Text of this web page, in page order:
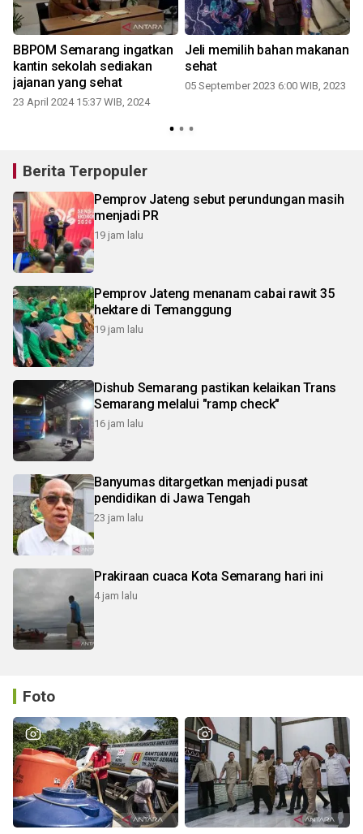
BBPOM Semarang ingatkan
kantin sekolah sediakan
jajanan yang sehat
23 April 2024 15:37 WIB, 2024
Jeli memilih bahan makanan
sehat
05 September 2023 6:00 WIB, 2023
Berita Terpopuler
Pemprov Jateng sebut perundungan masih
menjadi PR
19 jam lalu
Pemprov Jateng menanam cabai rawit 35
hektare di Temanggung
19 jam lalu
Dishub Semarang pastikan kelaikan Trans
Semarang melalui "ramp check"
16 jam lalu
Banyumas ditargetkan menjadi pusat
pendidikan di Jawa Tengah
23 jam lalu
Prakiraan cuaca Kota Semarang hari ini
4 jam lalu
Foto